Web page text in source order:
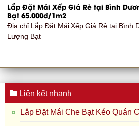
Lắp Đặt Mái Xếp Giá Rẻ tại Bình
Bạt 65.000đ/1m2
Địa chỉ Lắp Đặt Mái Xếp Giá Rẻ tại Bình
Lượng Bạt
Liên kết nhanh
Lắp Đặt Mái Che Bạt Kéo Quán